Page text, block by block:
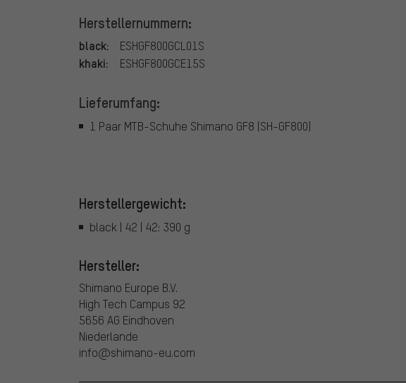
Herstellernummern:
black: ESHGF800GCL01S
khaki: ESHGF800GCE15S
Lieferumfang:
1 Paar MTB-Schuhe Shimano GF8 (SH-GF800)
Herstellergewicht:
black | 42 | 42: 390 g
Hersteller:
Shimano Europe B.V.
High Tech Campus 92
5656 AG Eindhoven
Niederlande
info@shimano-eu.com